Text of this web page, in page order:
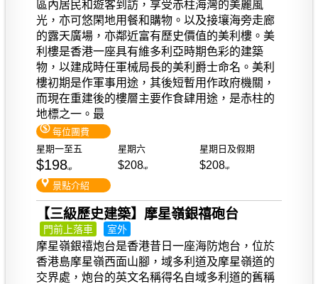
區內居民和遊客到訪，享受赤柱海灣的美麗風
光，亦可悠閑地用餐和購物。以及接壤海旁走廊
的露天廣場，亦鄰近富有歷史價值的美利樓。美
利樓是香港一座具有維多利亞時期色彩的建築
物，以建成時任軍械局長的美利爵士命名。美利
樓初期是作軍事用途，其後短暫用作政府機關，
而現在重建後的樓層主要作食肆用途，是赤柱的
地標之一。最
每位團費
星期一至五
星期六 星期日及假期
$198up $208up $208up
景點介紹
【三級歷史建築】摩星嶺銀禧砲台
門前上落車 室外
摩星嶺銀禧炮台是香港昔日一座海防炮台，位於
香港島摩星嶺西面山腳，域多利道及摩星嶺道的
交界處，炮台的英文名稱得名自域多利道的舊稱